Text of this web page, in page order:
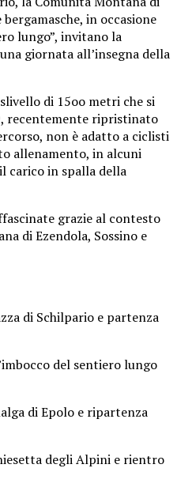
in occasione
lungo”, invitano la
giornata all’insegna della
di 15oo metri che si
recentemente ripristinato
non è adatto a ciclisti
allenamento, in alcuni
carico in spalla della
grazie al contesto
di Ezendola, Sossino e
di Schilpario e partenza
del sentiero lungo
di Epolo e ripartenza
degli Alpini e rientro